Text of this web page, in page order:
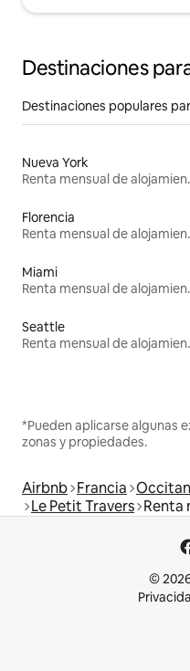
Destinaciones
Destinaciones populares
Nueva York
Florencia
Miami
Seattle
*Pueden aplicarse algunas
zonas y propiedades.
Airbnb Francia
Le Petit Travers Renta
©